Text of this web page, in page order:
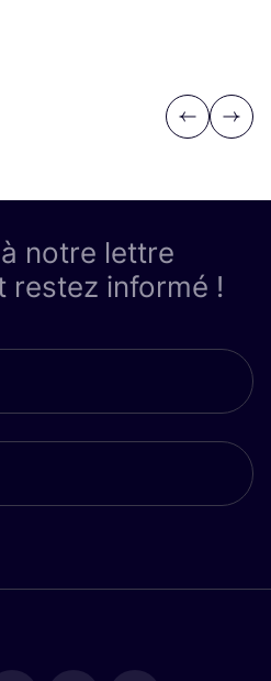
Previous
Next
notre lettre
restez informé !